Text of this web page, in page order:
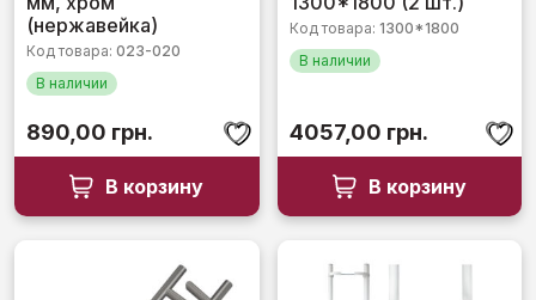
(нержавейка)
Код товара: 023-020
В наличии
890,00 грн.
В корзину
Код товара: 1300*1800
В наличии
4057,00 грн.
В корзину